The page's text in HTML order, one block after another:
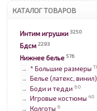
КАТАЛОГ ТОВАРОВ
Интим игрушки 3250
Бдсм 2293
Нижнее белье 576
→ * Большие размеры 11
→ Белье (латекс, винил)
→ Боди и тедди 60
→ Игровые костюмы 40
→ Колготы 6